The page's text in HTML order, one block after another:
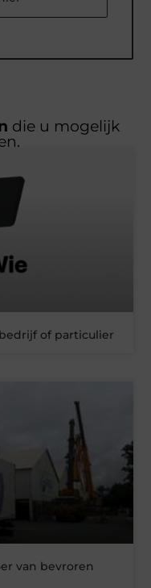
die u mogelijk
of particulier
van bevroren